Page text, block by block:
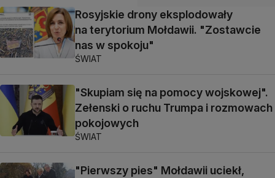
Rosyjskie drony eksplodowały
na terytorium Mołdawii. "Zostawcie
nas w spokoju"
ŚWIAT
"Skupiam się na pomocy wojskowej".
Zełenski o ruchu Trumpa i rozmowach
pokojowych
ŚWIAT
"Pierwszy pies" Mołdawii uciekł,